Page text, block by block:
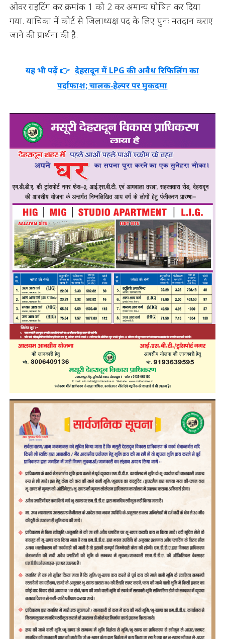
ओवर राइटिंग कर क्रमांक 1 को 2 कर अमान्य घोषित कर दिया
गया. याचिका में कोर्ट से जिलाध्यक्ष पद के लिए पुनः मतदान कराए
जाने की प्रार्थना की है.
यह भी पढ़ें 👉 देहरादून में LPG की अवैध रिफिलिंग का
पर्दाफाश; चालक‑हेल्पर पर मुकदमा